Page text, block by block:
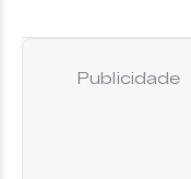
Publicidade